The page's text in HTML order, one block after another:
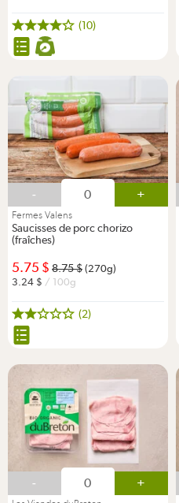
(10)
- +
Fermes Valens
Saucisses de porc chorizo
(fraîches)
5.75 8.75
(270g)
3.24
/ 100g
(2)
- +